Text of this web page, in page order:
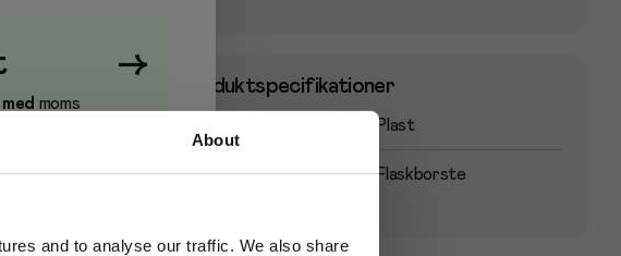
About
and to analyse our traffic. We also share
du kan
Produktspecifikationer
Plast
Typ Flaskborste
→
med moms